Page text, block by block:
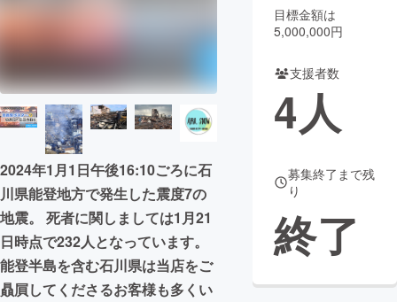
CAMPFIRE for Social Good CAMPFIRE Creation
CAMPFIREふるさと納税
コミュニティ
2024年1月1日午後16:10ごろに石
川県能登地方で発生した震度7の
地震。 死者に関しましては1月21
日時点で232人となっています。
能登半島を含む石川県は当店をご
贔屓してくださるお客様も多くい
目標金額は
5,000,000円
支援者数
4人
募集終了まで残
り
終了